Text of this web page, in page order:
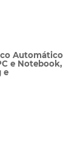
Automático
e Notebook,
e